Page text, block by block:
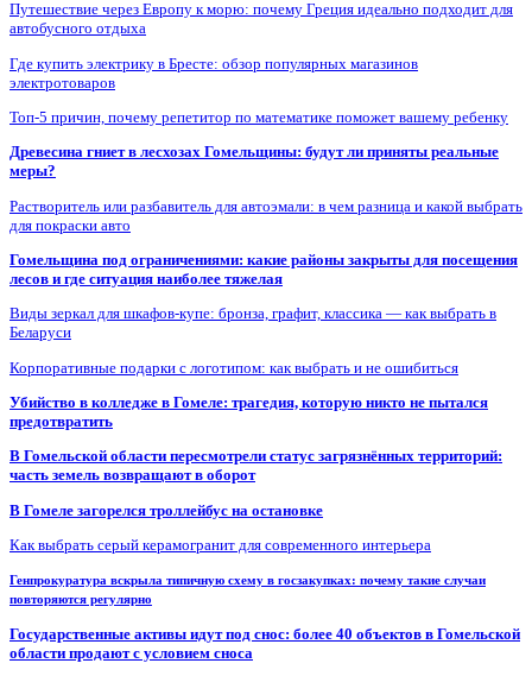
Путешествие через Европу к морю: почему Греция идеально подходит для
автобусного отдыха
Где купить электрику в Бресте: обзор популярных магазинов
электротоваров
Топ-5 причин, почему репетитор по математике поможет вашему ребенку
Древесина гниет в лесхозах Гомельщины: будут ли приняты реальные
меры?
Растворитель или разбавитель для автоэмали: в чем разница и какой выбрать
для покраски авто
Гомельщина под ограничениями: какие районы закрыты для посещения
лесов и где ситуация наиболее тяжелая
Виды зеркал для шкафов-купе: бронза, графит, классика — как выбрать в
Беларуси
Корпоративные подарки с логотипом: как выбрать и не ошибиться
Убийство в колледже в Гомеле: трагедия, которую никто не пытался
предотвратить
В Гомельской области пересмотрели статус загрязнённых территорий:
часть земель возвращают в оборот
В Гомеле загорелся троллейбус на остановке
Как выбрать серый керамогранит для современного интерьера
Генпрокуратура вскрыла типичную схему в госзакупках: почему такие случаи
повторяются регулярно
Государственные активы идут под снос: более 40 объектов в Гомельской
области продают с условием сноса